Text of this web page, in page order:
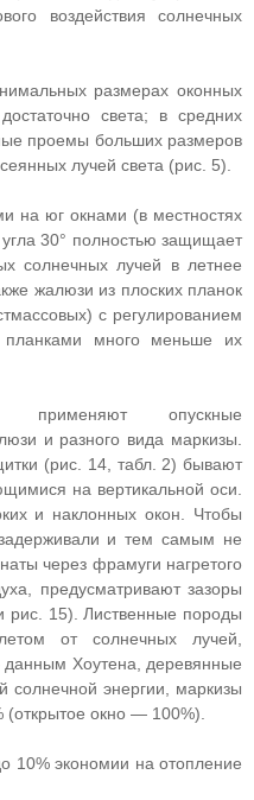
воздействия солнечных
размерах оконных
света; в средних
проемы больших размеров
лучей света (рис. 5).
на юг окнами (в местностях
30° полностью защищает
солнечных лучей в летнее
жалюзи из плоских планок
с регулированием
планками много меньше их
опускные
и разного вида маркизы.
(рис. 14, табл. 2) бывают
на вертикальной оси.
и наклонных окон. Чтобы
и тем самым не
через фрамуги нагретого
предусматривают зазоры
рис. 15). Лиственные породы
от солнечных лучей,
Хоутена, деревянные
солнечной энергии, маркизы
окно — 100%).
10% экономии на отопление